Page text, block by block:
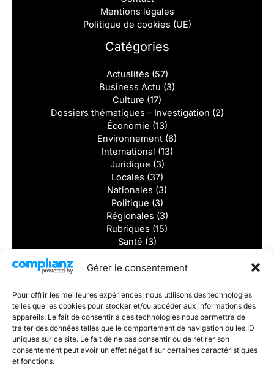
Gérer le consentement
Pour offrir les meilleures expériences, nous utilisons des technologies
telles que les cookies pour stocker et/ou accéder aux informations des
appareils. Le fait de consentir à ces technologies nous permettra de
traiter des données telles que le comportement de navigation ou les ID
uniques sur ce site. Le fait de ne pas consentir ou de retirer son
consentement peut avoir un effet négatif sur certaines caractéristiques
et fonctions.
Mentions légales
Politique de cookies (UE)
Catégories
Actualités (57)
Business Actu (3)
Culture (17)
Dossiers thématiques – Investigation (2)
Économie (13)
Environnement (6)
International (13)
Juridique (3)
Locales (37)
Nationales (3)
Politique (3)
Régionales (3)
Rubriques (15)
Santé (3)
Sports(8)
Vidéos (1)
Dernieres actualités
Divorcer sans se détruire : et si la vraie victoire était de
rester digne ?